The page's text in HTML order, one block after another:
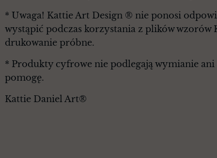
* Uwaga! Kattie Art Design ® nie ponosi
wystąpić podczas korzystania z plików
drukowanie próbne.
* Produkty cyfrowe nie podlegają wymianie
pomogę.
Kattie Daniel Art®